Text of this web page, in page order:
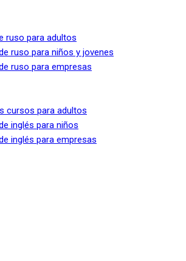
ruso para adultos
ruso para niños y jovenes
ruso para empresas
cursos para adultos
inglés para niños
inglés para empresas